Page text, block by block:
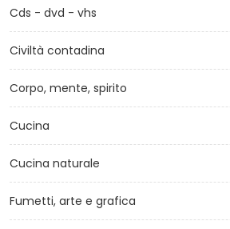
Cds - dvd - vhs
Civiltà contadina
Corpo, mente, spirito
Cucina
Cucina naturale
Fumetti, arte e grafica